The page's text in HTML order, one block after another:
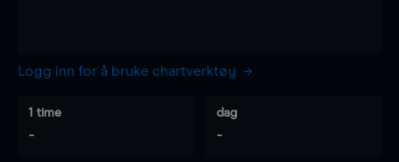
Logg inn for å bruke chartverktøy
1 time
-
dag
-